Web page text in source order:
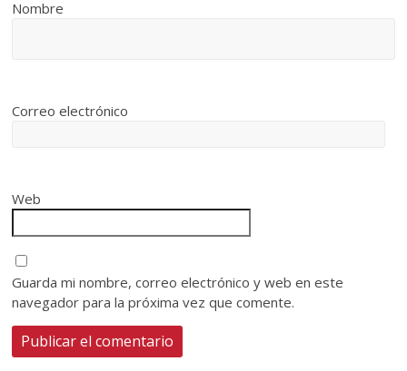
Nombre
Correo electrónico
Web
Guarda mi nombre, correo electrónico y web en este
navegador para la próxima vez que comente.